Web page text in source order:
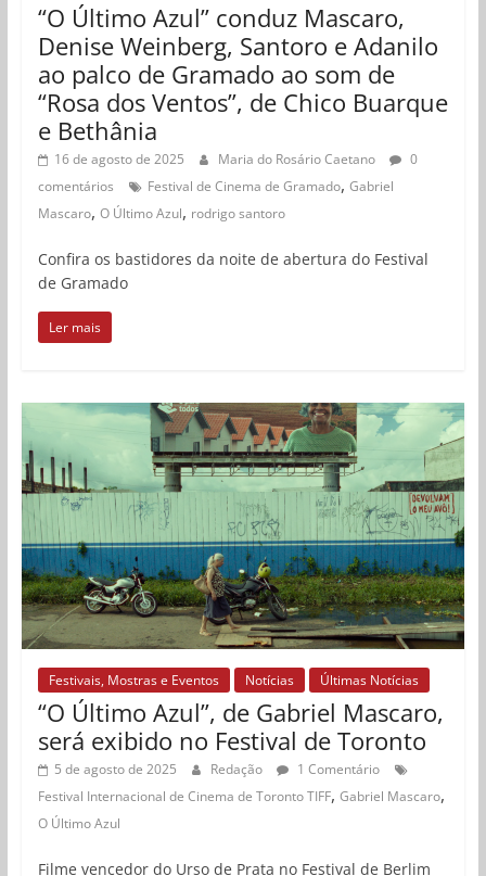
“O Último Azul” conduz Mascaro,
Denise Weinberg, Santoro e Adanilo
ao palco de Gramado ao som de
“Rosa dos Ventos”, de Chico Buarque
e Bethânia
16 de agosto de 2025 Maria do Rosário Caetano
0
comentários
Festival de Cinema de Gramado, Gabriel
Mascaro, O Último Azul, rodrigo santoro
Confira os bastidores da noite de abertura do Festival
de Gramado
Ler mais
Festivais, Mostras e Eventos Notícias Últimas Notícias
“O Último Azul”, de Gabriel Mascaro,
será exibido no Festival de Toronto
5 de agosto de 2025 Redação
1 Comentário
Festival Internacional de Cinema de Toronto TIFF, Gabriel Mascaro,
O Último Azul
Filme vencedor do Urso de Prata no Festival de Berlim